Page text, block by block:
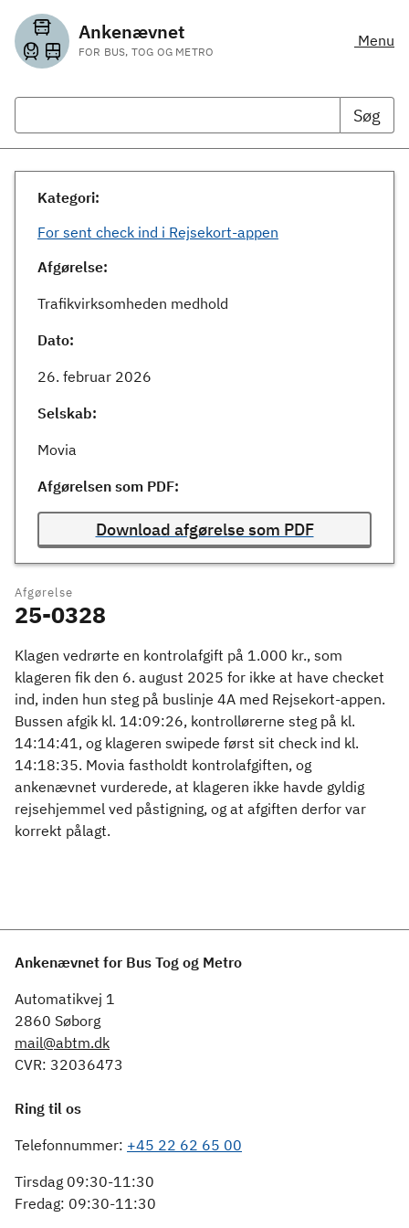
Ankenævnet
FOR BUS, TOG OG METRO
Menu
Søg
Kategori:
For sent check ind i Rejsekort-appen
Afgørelse:
Trafikvirksomheden medhold
Dato:
26. februar 2026
Selskab:
Movia
Afgørelsen som PDF:
Download afgørelse som PDF
Afgørelse
25-0328
Klagen vedrørte en kontrolafgift på 1.000 kr., som
klageren fik den 6. august 2025 for ikke at have checket
ind, inden hun steg på buslinje 4A med Rejsekort-appen.
Bussen afgik kl. 14:09:26, kontrollørerne steg på kl.
14:14:41, og klageren swipede først sit check ind kl.
14:18:35. Movia fastholdt kontrolafgiften, og
ankenævnet vurderede, at klageren ikke havde gyldig
rejsehjemmel ved påstigning, og at afgiften derfor var
korrekt pålagt.
Ankenævnet for Bus Tog og Metro
Automatikvej 1
2860 Søborg
mail@abtm.dk
CVR: 32036473
Ring til os
Telefonnummer: +45 22 62 65 00
Tirsdag 09:30-11:30
Fredag: 09:30-11:30